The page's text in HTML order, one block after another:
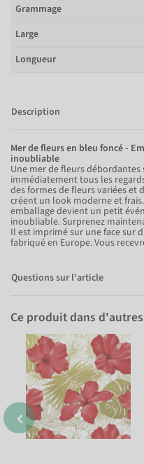
Grammage
Large
Longueur
Description
Mer de fleurs en bleu foncé -
inoubliable
Une mer de fleurs
immédiatement tous les
des formes de fleurs variées et
créent un look moderne et
emballage devient un petit
inoubliable. Surprenez
Il est imprimé sur une face sur
fabriqué en Europe. Vous
Questions sur l'article
Ce produit dans